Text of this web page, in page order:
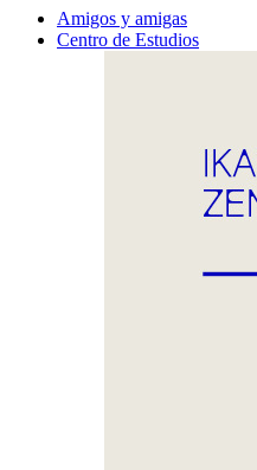
Amigos y amigas
Centro de Estudios